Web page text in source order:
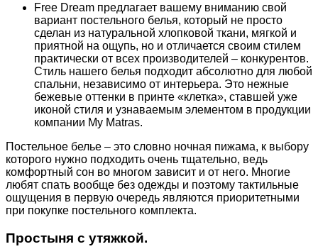
Free Dream предлагает вашему вниманию свой
вариант постельного белья, который не просто
сделан из натуральной хлопковой ткани, мягкой и
приятной на ощупь, но и отличается своим стилем
практически от всех производителей – конкурентов.
Стиль нашего белья подходит абсолютно для любой
спальни, независимо от интерьера. Это нежные
бежевые оттенки в принте «клетка», ставшей уже
иконой стиля и узнаваемым элементом в продукции
компании My Matras.
Постельное белье – это словно ночная пижама, к выбору
которого нужно подходить очень тщательно, ведь
комфортный сон во многом зависит и от него. Многие
любят спать вообще без одежды и поэтому тактильные
ощущения в первую очередь являются приоритетными
при покупке постельного комплекта.
Простыня с утяжкой.